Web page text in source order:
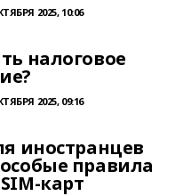
2025, 10:06
налоговое
2025, 09:16
иностранцев
правила
карт